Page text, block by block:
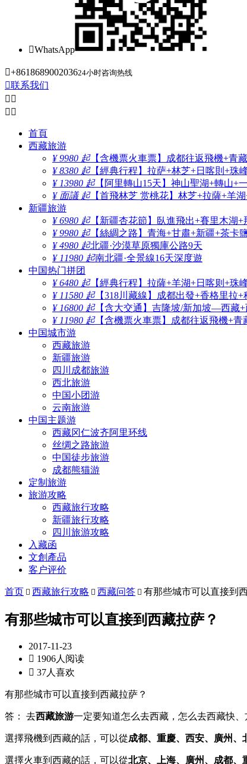
WhatsApp
+861868900203624小时咨询热线
联系我们
 
 
首頁
西藏旅游
¥ 9980 起【含機票火車票】成都往返飛機+青
¥ 8380 起【經典行程】拉萨+林芝+日喀則+珠
¥ 13980 起【阿里轉山15天】神山聖湖+轉山+
¥ 面議 起【首飛林芝 赏桃花】林芝+拉薩+羊
新疆旅游
¥ 6980 起【新疆杏花節】臥進飛出+賽里木湖
¥ 9980 起【絲綢之路】青海+甘肅+新疆+茶卡
¥ 4980 起北疆·沙漠草原獨庫公路9天
¥ 11980 起南北疆·全景線16天深度遊
中国热门拼团
¥ 6480 起【經典行程】拉薩+羊湖+日喀则+珠
¥ 11580 起【318川藏線】成都出發+香格里拉
¥ 16800 起【含大交通】吉隆坡/新加坡—西藏+
¥ 11980 起【含機票火車票】成都往返飛機+青
中国城市游
西藏旅游
新疆旅游
四川成都旅游
西北旅游
中国小团游
云南旅游
中国主题游
西藏冈仁波齐阿里环线
丝绸之路旅游
中国徒步旅游
成都熊猫游
定制旅游
旅游攻略
西藏旅行攻略
新疆旅行攻略
四川旅游攻略
入藏函
文創產品
客户评价
首页  西藏旅行攻略  西藏问答  有那些城市可以直接到
有那些城市可以直接到西藏拉萨？
2017-11-23
 1906人阅读
 37人喜欢
有那些城市可以直接到西藏拉萨？
答： 去西藏旅游一定要知道怎么去西藏，怎么去西藏快
選擇飛機到西藏的話，可以從成都、重慶、西安、廣州、
選擇火車到西藏的話，可以從北京、上海、廣州、成都、